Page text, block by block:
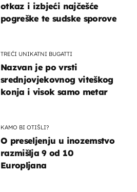
otkaz i izbjeći najčešće
pogreške te sudske sporove
TREĆI UNIKATNI BUGATTI
Nazvan je po vrsti
srednjovjekovnog viteškog
konja i visok samo metar
KAMO BI OTIŠLI?
O preseljenju u inozemstvo
razmišlja 9 od 10
Europljana